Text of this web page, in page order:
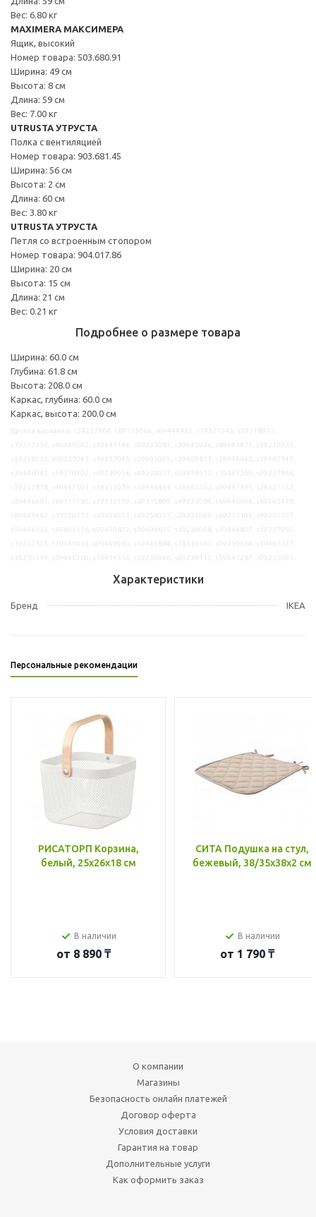
Вес: 6.80 кг
MAXIMERA МАКСИМЕРА
Ящик, высокий
Номер товара: 503.680.91
Ширина: 49 см
Высота: 8 см
Длина: 59 см
Вес: 7.00 кг
UTRUSTA УТРУСТА
Полка с вентиляцией
Номер товара: 903.681.45
Ширина: 56 см
Высота: 2 см
Длина: 60 см
Вес: 3.80 кг
UTRUSTA УТРУСТА
Петля со встроенным стопором
Номер товара: 904.017.86
Ширина: 20 см
Высота: 15 см
Длина: 21 см
Вес: 0.21 кг
Подробнее о размере товара
Ширина: 60.0 см
Глубина: 61.8 см
Высота: 208.0 см
Каркас, глубина: 60.0 см
Каркас, высота: 200.0 см
Характеристики
Бренд IKEA
Персональные рекомендации
РИСАТОРП Корзина,
белый, 25x26x18 см
В наличии
от 8 890 ₸
СИТА Подушка на стул,
бежевый, 38/35x38x2 см
В наличии
от 1 790 ₸
О компании
Магазины
Безопасность онлайн платежей
Договор оферта
Условия доставки
Гарантия на товар
Дополнительные услуги
Как оформить заказ